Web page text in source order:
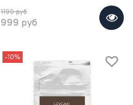
1199 руб
999 руб
-10%